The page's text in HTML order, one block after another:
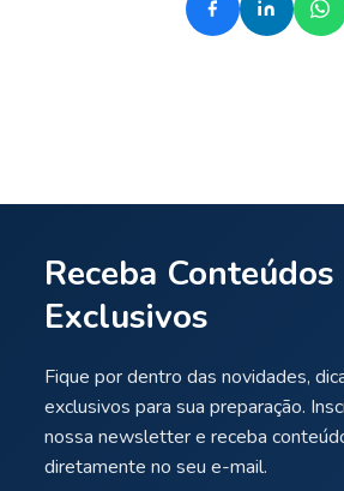
Receba Conteúdos
Exclusivos
Fique por dentro das novidades,
exclusivos para sua preparação.
nossa newsletter e receba
diretamente no seu e-mail.